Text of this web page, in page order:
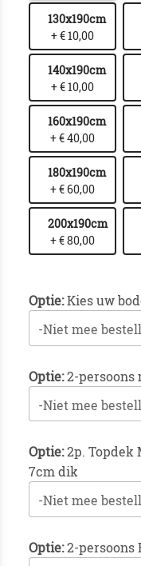
130x190cm
+ € 10,00
140x190cm
+ € 10,00
160x190cm
+ € 40,00
180x190cm
+ € 60,00
200x190cm
+ € 80,00
Optie:Kies uw
-Niet mee
Optie:2-persoons
-Niet mee
Optie:2p. Topdek
7cm dik
-Niet mee
Optie:2-persoons